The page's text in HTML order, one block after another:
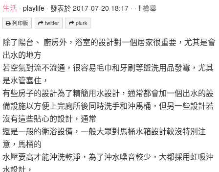
生活 · playlife · 發表於 2017-07-20 18:17 · · 檢舉
列印版 twitter plurk
除了陽台、 廚房外，浴室的設計對一個居家很重要，尤其是會
出水的地方
若空氣對流不流通，很容易毛巾和牙刷等盥洗用品發霉，尤其
是水管塞住，
有些房子的設計為了精簡用水設計，通常都會加一個出水的設
備設施以方便上完廁所後同時洗手和沖馬桶，但另一些設計若
沒有這些貼心的設計，通常
還是一般的衛浴設備，一般大眾對馬桶水箱設計較沒特別注
意，馬桶的
水壓要高才能沖洗乾淨，為了沖水噪音較少，大都採用虹吸沖
水設計，